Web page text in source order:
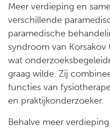
Meer verdieping en
verschillende
paramedische
syndroom van
wat
graag wilde. Zij
functies van
en praktijkonderzoeker.
Behalve meer